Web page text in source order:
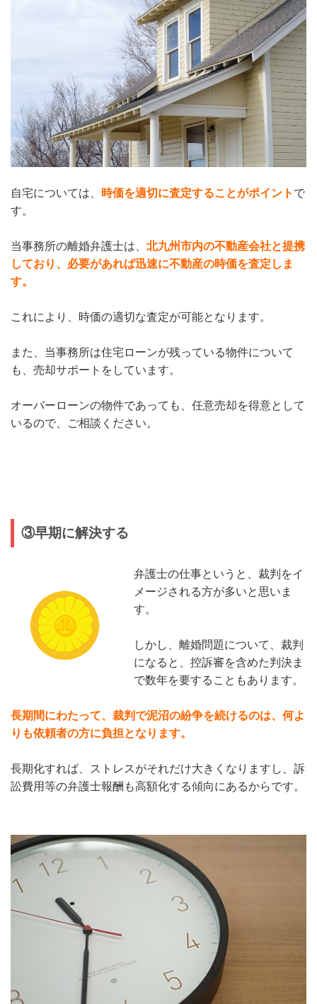
自宅については、 時価を適切に査定することがポイント で
す。
当事務所の離婚弁護士は、 北九州市内の不動産会社と提携
しており、必要があれば迅速に不動産の時価を査定しま
す。
これにより、時価の適切な査定が可能となります。
また、当事務所は住宅ローンが残っている物件について
も、売却サポートをしています。
オーバーローンの物件であっても、任意売却を得意として
いるので、ご相談ください。
③早期に解決する
弁護士の仕事というと、裁判をイ
メージされる方が多いと思いま
す。
しかし、離婚問題について、裁判
になると、控訴審を含めた判決ま
で数年を要することもあります。
長期間にわたって、裁判で泥沼の紛争を続けるのは、何よ
りも依頼者の方に負担となります。
長期化すれば、ストレスがそれだけ大きくなりますし、訴
訟費用等の弁護士報酬も高額化する傾向にあるからです。